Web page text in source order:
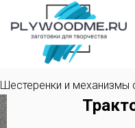
Шестеренки и механизмы